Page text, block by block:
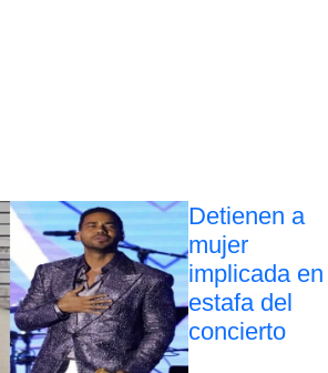
Detienen a
mujer
implicada en
estafa del
concierto